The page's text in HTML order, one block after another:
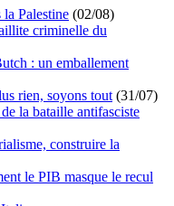
Palestine (02/08)
criminelle du
: un emballement
rien, soyons tout (31/07)
la bataille antifasciste
construire la
le PIB masque le recul